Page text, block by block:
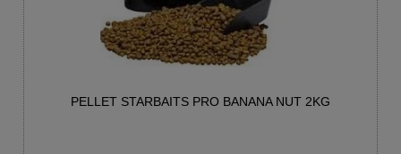
PELLET STARBAITS PRO BANANA NUT 2KG